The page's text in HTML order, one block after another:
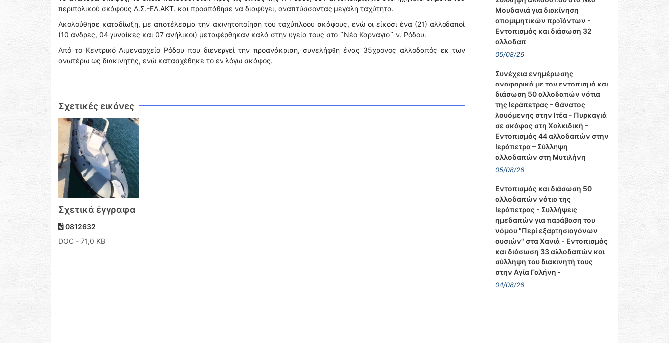
περιπολικού σκάφους Λ.Σ.-ΕΛ.ΑΚΤ. και προσπάθησε να διαφύγει, αναπτύσσοντας μεγάλη ταχύτητα.
Ακολούθησε καταδίωξη, με αποτέλεσμα την ακινητοποίηση του ταχύπλοου σκάφους, ενώ οι είκοσι ένα (21) αλλοδαποί
(10 άνδρες, 04 γυναίκες και 07 ανήλικοι) μεταφέρθηκαν καλά στην υγεία τους στο ¨Νέο Καρνάγιο¨ ν. Ρόδου.
Από το Κεντρικό Λιμεναρχείο Ρόδου που διενεργεί την προανάκριση, συνελήφθη ένας 35χρονος αλλοδαπός εκ των
ανωτέρω ως διακινητής, ενώ κατασχέθηκε το εν λόγω σκάφος.
Σχετικές εικόνες
Σχετικά έγγραφα
0812632
DOC - 71,0 KB
Μουδανιά για διακίνηση
απομιμητικών προϊόντων -
Εντοπισμός και διάσωση 32
αλλοδαπ
05/08/26
Συνέχεια ενημέρωσης
αναφορικά με τον εντοπισμό και
διάσωση 50 αλλοδαπών νότια
της Ιεράπετρας – Θάνατος
λουόμενης στην Ιτέα - Πυρκαγιά
σε σκάφος στη Χαλκιδική –
Εντοπισμός 44 αλλοδαπών στην
Ιεράπετρα – Σύλληψη
αλλοδαπών στη Μυτιλήνη
05/08/26
Εντοπισμός και διάσωση 50
αλλοδαπών νότια της
Ιεράπετρας - Συλλήψεις
ημεδαπών για παράβαση του
νόμου "Περί εξαρτησιογόνων
ουσιών" στα Χανιά - Εντοπισμός
και διάσωση 33 αλλοδαπών και
σύλληψη του διακινητή τους
στην Αγία Γαλήνη -
04/08/26